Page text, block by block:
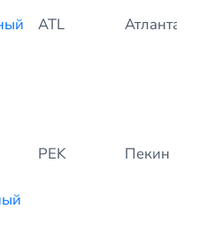
Код Город
ATL Атланта
PEK Пекин